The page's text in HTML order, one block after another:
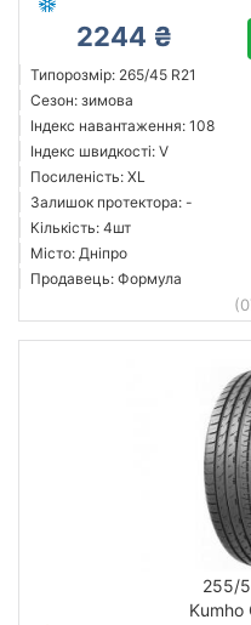
2244 ₴
Типорозмір: 265/45 R21
Сезон: зимова
Індекс навантаження: 108
Індекс швидкості: V
Посиленість: XL
Залишок протектора: -
Кількість: 4шт
Місто: Дніпро
Продавець: Формула
255/
Kumho